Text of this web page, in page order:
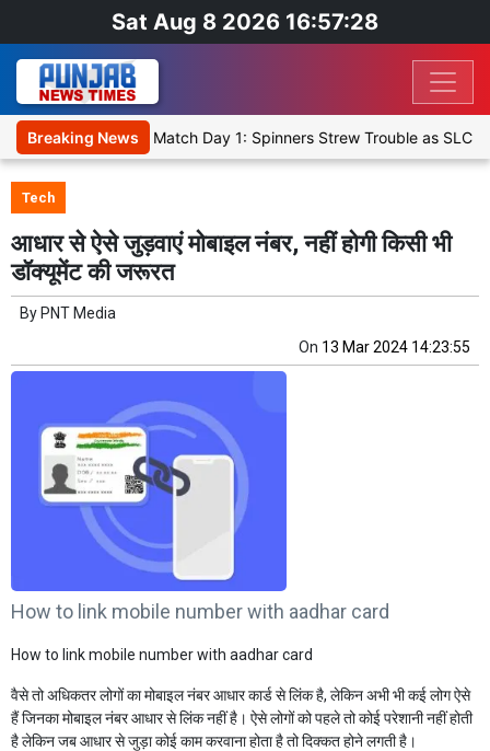
Sat Aug 8 2026 16:57:28
Breaking News
XI, Warm-Up Match Day 1: Spinners Strew Trouble as SLC XI
Tech
आधार से ऐसे जुड़वाएं मोबाइल नंबर, नहीं होगी किसी भी
डॉक्यूमेंट की जरूरत
By PNT Media
On 13 Mar 2024 14:23:55
How to link mobile number with aadhar card
How to link mobile number with aadhar card
वैसे तो अधिकतर लोगों का मोबाइल नंबर आधार कार्ड से लिंक है, लेकिन अभी भी कई लोग ऐसे
हैं जिनका मोबाइल नंबर आधार से लिंक नहीं है। ऐसे लोगों को पहले तो कोई परेशानी नहीं होती
है लेकिन जब आधार से जुड़ा कोई काम करवाना होता है तो दिक्कत होने लगती है।